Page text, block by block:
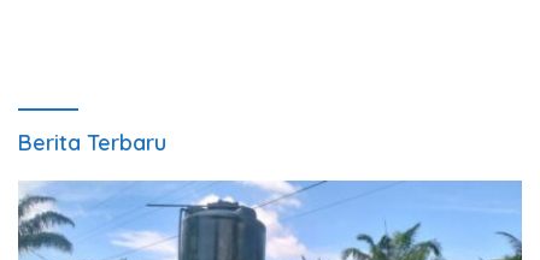
Berita Terbaru